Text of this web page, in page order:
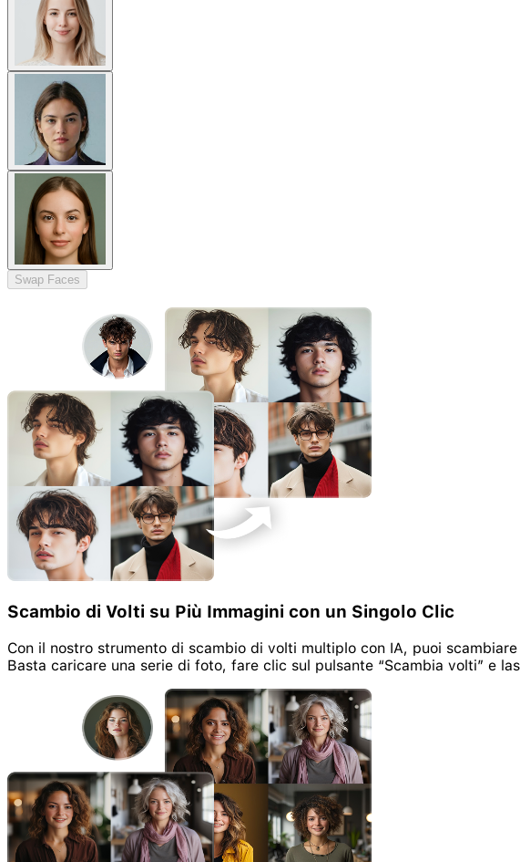
Swap Faces
Scambio di Volti su Più Immagini con un Singolo Clic
Con il nostro strumento di scambio di volti multiplo con IA, puoi
Basta caricare una serie di foto, fare clic sul pulsante “Scambia volti” e